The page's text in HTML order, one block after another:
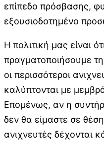
επίπεδο πρόσβασης,
εξουσιοδοτημένο
Η πολιτική μας είναι
πραγματοποιήσουμε
οι περισσότεροι
καλύπτονται με
Επομένως, αν η
δεν θα είμαστε σε
ανιχνευτές δέχονται